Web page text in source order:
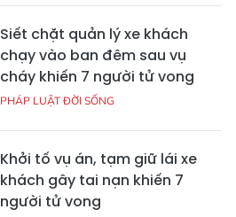
Siết chặt quản lý xe khách
chạy vào ban đêm sau vụ
cháy khiến 7 người tử vong
PHÁP LUẬT ĐỜI SỐNG
Khởi tố vụ án, tạm giữ lái xe
khách gây tai nạn khiến 7
người tử vong